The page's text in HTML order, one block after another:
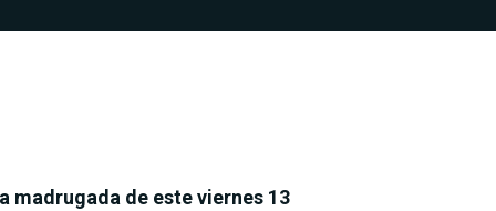
madrugada de este viernes 13